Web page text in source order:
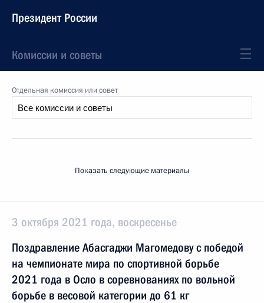
Президент России
Комиссии и советы
Отдельная комиссия или совет
Показать следующие материалы
3 октября 2021 года, воскресенье
Поздравление Абасгаджи Магомедову с победой
на чемпионате мира по спортивной борьбе
2021 года в Осло в соревнованиях по вольной
борьбе в весовой категории до 61 кг